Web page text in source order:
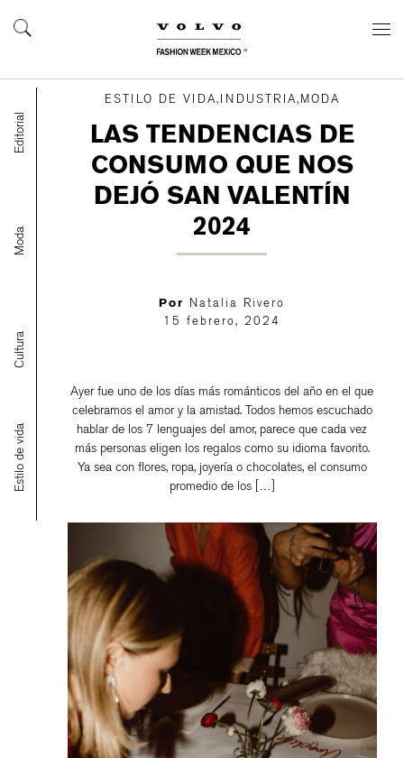
Editorial
Moda
Cultura
Estilo de vida
ESTILO DE VIDA,INDUSTRIA,MODA
LAS TENDENCIAS DE
CONSUMO QUE NOS
DEJÓ SAN VALENTÍN
2024
Por Natalia Rivero
15 febrero, 2024
Ayer fue uno de los días más románticos del año en el que
celebramos el amor y la amistad. Todos hemos escuchado
hablar de los 7 lenguajes del amor, parece que cada vez
más personas eligen los regalos como su idioma favorito.
Ya sea con flores, ropa, joyería o chocolates, el consumo
promedio de los […]